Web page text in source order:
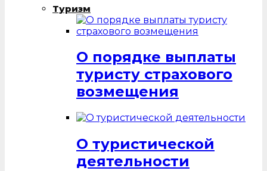
Туризм
О порядке выплаты
туристу страхового
возмещения
О туристической
деятельности